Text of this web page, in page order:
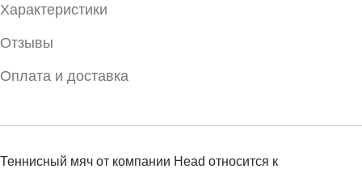
Характеристики
Отзывы
Оплата и доставка
Теннисный мяч от компании Head относится к